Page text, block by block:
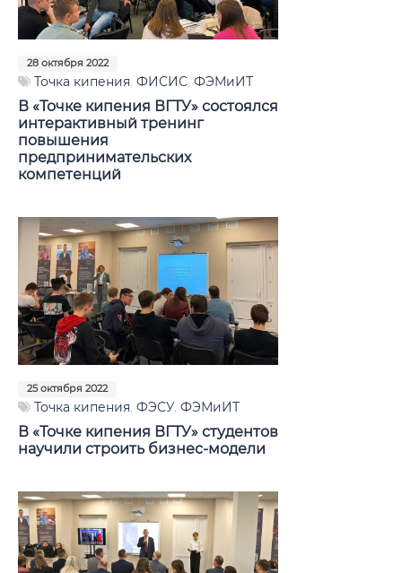
28 октября 2022
Точка кипения, ФИСИС, ФЭМиИТ
В «Точке кипения ВГТУ» состоялся
интерактивный тренинг
повышения
предпринимательских
компетенций
25 октября 2022
Точка кипения, ФЭСУ, ФЭМиИТ
В «Точке кипения ВГТУ» студентов
научили строить бизнес-модели